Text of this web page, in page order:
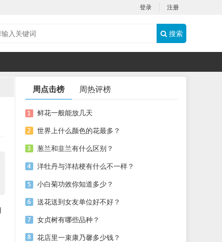
登录 注册
搜索
周点击榜 周热评榜
鲜花一般能放几天
世界上什么颜色的花最多？
葱兰和韭兰有什么区别？
洋牡丹与洋桔梗有什么不一样？
小白菊功效你知道多少？
送花送到女友单位好不好？
女贞树有哪些品种？
花店里一束康乃馨多少钱？